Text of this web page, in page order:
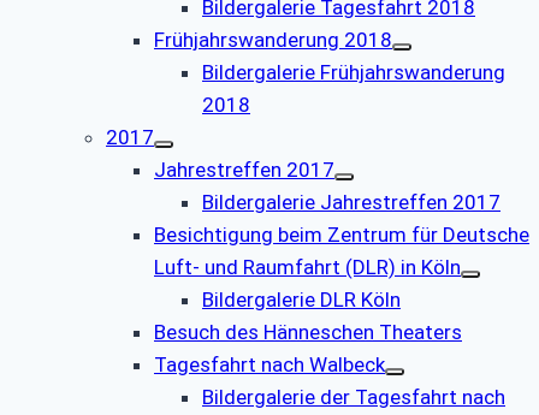
Bildergalerie Tagesfahrt 2018
Frühjahrswanderung 2018
Bildergalerie Frühjahrswanderung
2018
2017
Jahrestreffen 2017
Bildergalerie Jahrestreffen 2017
Besichtigung beim Zentrum für Deutsche
Luft- und Raumfahrt (DLR) in Köln
Bildergalerie DLR Köln
Besuch des Hänneschen Theaters
Tagesfahrt nach Walbeck
Bildergalerie der Tagesfahrt nach